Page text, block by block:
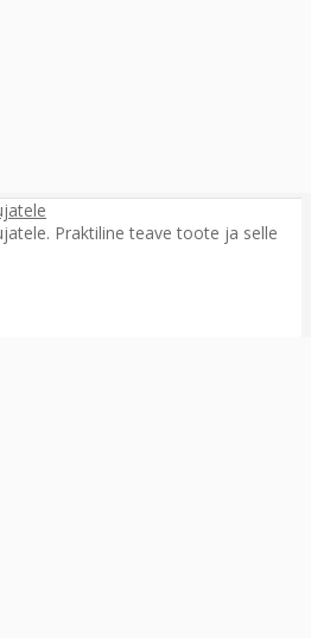
Praktiline teave toote ja selle